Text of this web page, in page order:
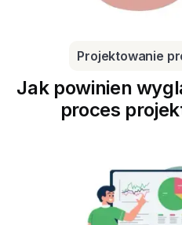
Projektowanie
Jak powinien
proces